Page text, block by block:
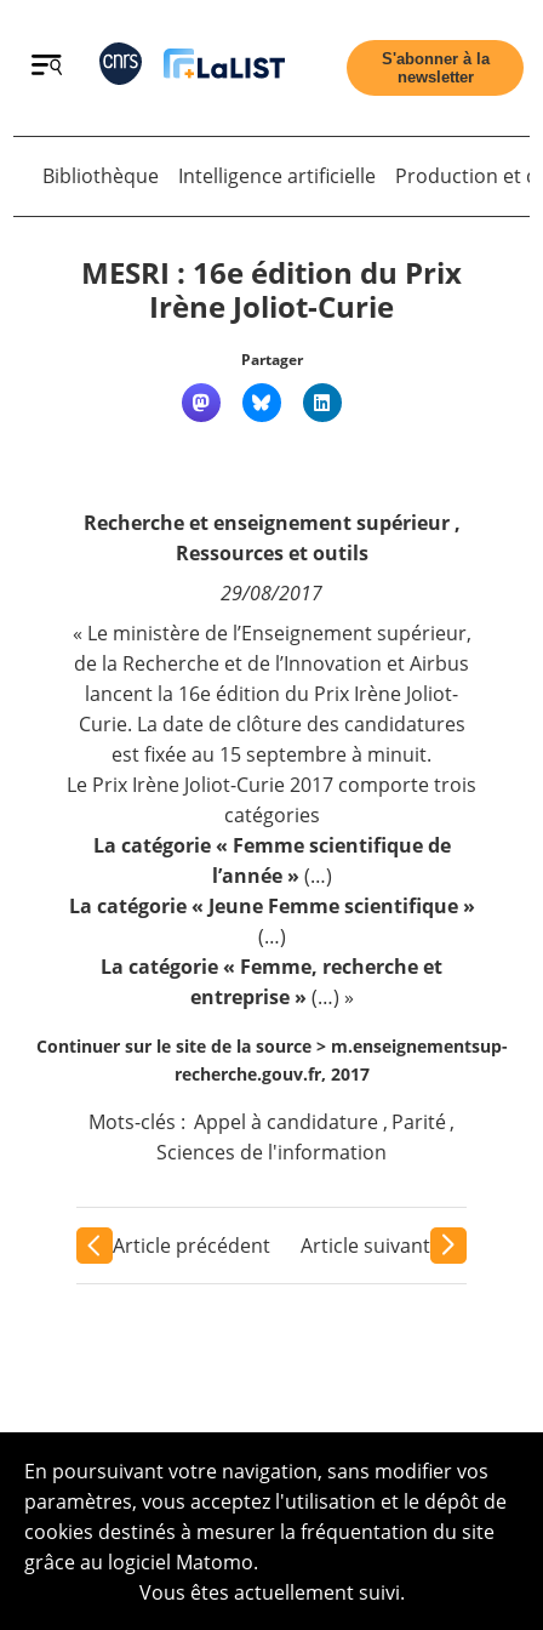
Retour
Nous suivre
S'abonner à la
newsletter
Retour
Bibliothèque Intelligence artificielle Production et
MESRI : 16e édition du Prix
Irène Joliot-Curie
Partager
Recherche et enseignement supérieur,
Ressources et outils
29/08/2017
« Le ministère de l’Enseignement supérieur,
de la Recherche et de l’Innovation et Airbus
lancent la 16e édition du Prix Irène Joliot-
Curie. La date de clôture des candidatures
est fixée au 15 septembre à minuit.
Le Prix Irène Joliot-Curie 2017 comporte trois
catégories
La catégorie « Femme scientifique de
l’année » (…)
La catégorie « Jeune Femme scientifique »
(…)
La catégorie « Femme, recherche et
entreprise » (…) »
Continuer sur le site de la source > m.enseignementsup-
recherche.gouv.fr, 2017
Mots-clés : Appel à candidature , Parité,
Sciences de l'information
Article précédent Article suivant
En poursuivant votre navigation, sans modifier vos
paramètres, vous acceptez l'utilisation et le dépôt de
cookies destinés à mesurer la fréquentation du site
grâce au logiciel Matomo.
Vous êtes actuellement suivi.